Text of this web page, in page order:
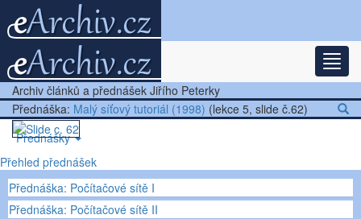
Nejnovější články
Další články
Přednášky
Ostatní
Archiv článků a přednášek Jiřího Peterky
Přednáška: Malý síťový tutoriál (1998) (lekce 5, slide č.62)
Přehled přednášek
Přednáška: Počítačové sítě I
Přednáška: Počítačové sítě II